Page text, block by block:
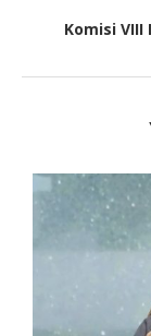
Komisi